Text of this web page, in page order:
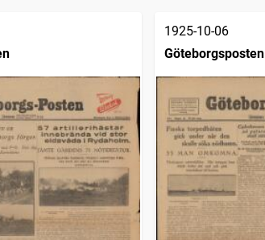
1925-10-06
Göteborgsposten